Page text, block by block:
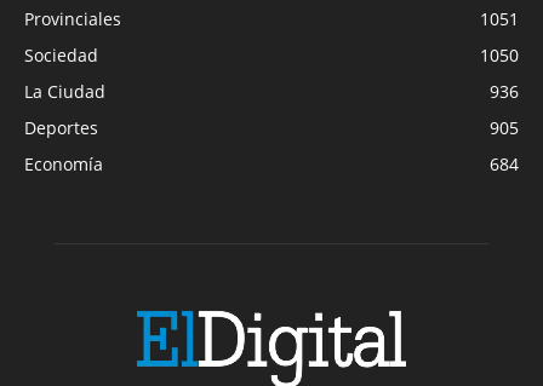
Provinciales
1051
Sociedad
1050
La Ciudad
936
Deportes
905
Economía
684